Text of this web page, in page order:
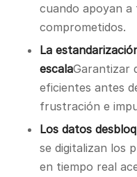
cuando apoyan a
comprometidos.
La
escalaGarantizar
eficientes antes
frustración e
Los datos
se digitalizan los
en tiempo real